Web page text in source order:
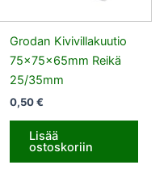
Grodan Kivivillakuutio
75x75x65mm Reikä
25/35mm
0,50€
Lisää
ostoskoriin